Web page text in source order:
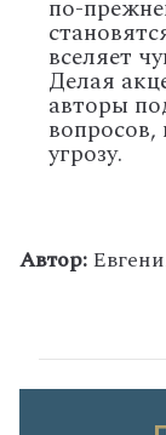
по-
вселяет
Делая
авторы
угрозу.
Автор: